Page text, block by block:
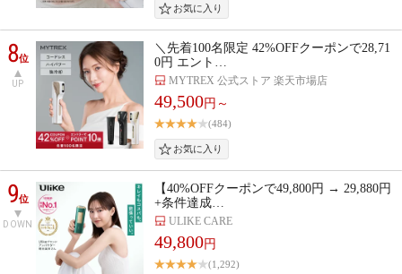
8位
UP
＼先着100名限定 42%OFFクーポンで28,71
0円 エント…
MYTREX 公式ストア 楽天市場店
49,500円～
(484)
9位
DOWN
【40%OFFクーポンで49,800円 → 29,880円
+条件達成…
ULIKE CARE
49,800円
(1,292)